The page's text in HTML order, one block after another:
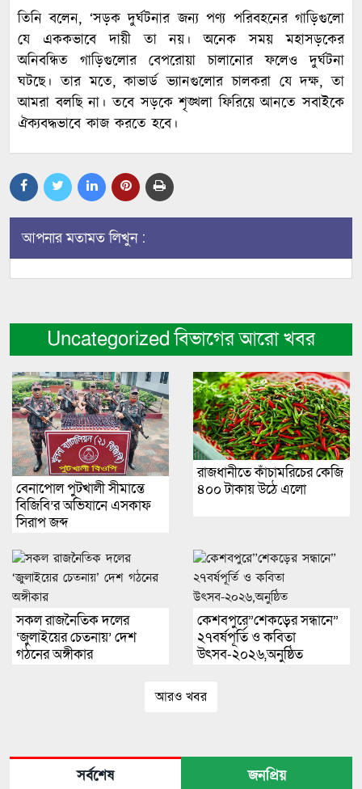
তিনি বলেন, ‘সড়ক দুর্ঘটনার জন্য পণ্য পরিবহনের গাড়িগুলো
যে এককভাবে দায়ী তা নয়। অনেক সময় মহাসড়কের
অনিবন্ধিত গাড়িগুলোর বেপরোয়া চালানোর ফলেও দুর্ঘটনা
ঘটছে। তার মতে, কাভার্ড ভ্যানগুলোর চালকরা যে দক্ষ, তা
আমরা বলছি না। তবে সড়কে শৃঙ্খলা ফিরিয়ে আনতে সবাইকে
ঐক্যবদ্ধভাবে কাজ করতে হবে।
আপনার মতামত লিখুন :
Uncategorized বিভাগের আরো খবর
বেনাপোল পুটখালী সীমান্তে
বিজিবি’র অভিযানে এসকাফ
সিরাপ জব্দ
রাজধানীতে কাঁচামরিচের কেজি
৪০০ টাকায় উঠে এলো
সকল রাজনৈতিক দলের
‘জুলাইয়ের চেতনায়’ দেশ
গঠনের অঙ্গীকার
কেশবপুরে”শেকড়ের সন্ধানে”
২৭বর্ষপূর্তি ও কবিতা
উৎসব-২০২৬,অনুষ্ঠিত
আরও খবর
সর্বশেষ জনপ্রিয়